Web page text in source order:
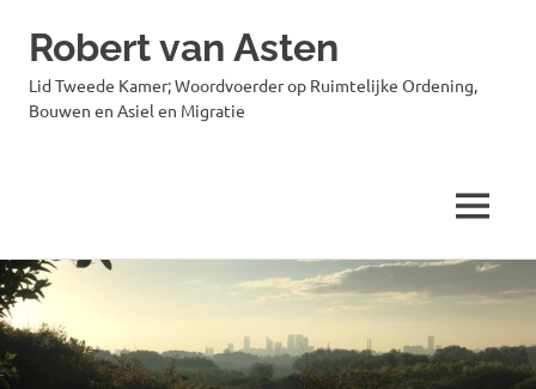
Ga
naar
de
inhoud
Robert van Asten
Lid Tweede Kamer; Woordvoerder op Ruimtelijke Ordening,
Bouwen en Asiel en Migratie
MENU